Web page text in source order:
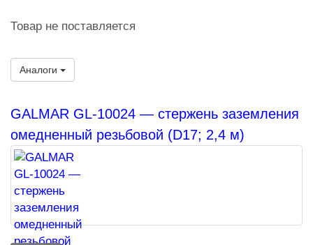
Товар не поставляется
Аналоги
GALMAR GL-10024 — стержень заземления
омедненный резьбовой (D17; 2,4 м)